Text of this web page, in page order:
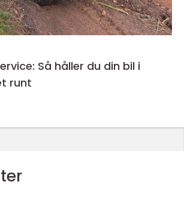
Så håller du din bil i
runt